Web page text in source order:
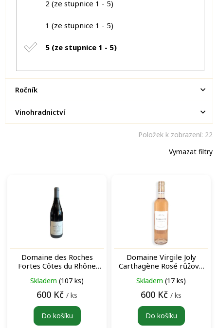
2 (ze stupnice 1 - 5)
1 (ze stupnice 1 - 5)
5 (ze stupnice 1 - 5)
Ročník
Vinohradnictví
Vymazat filtry
Položek k zobrazení: 22
o
Domaine des Roches
Fortes Côtes du Rhône
„Les Andiolles“ Rouge
červené víno
Skladem (107 ks)
600 Kč / ks
Do košíku
Domaine Virgile Joly
Carthagène Rosé růžové
Skladem (17 ks)
600 Kč / ks
Do košíku